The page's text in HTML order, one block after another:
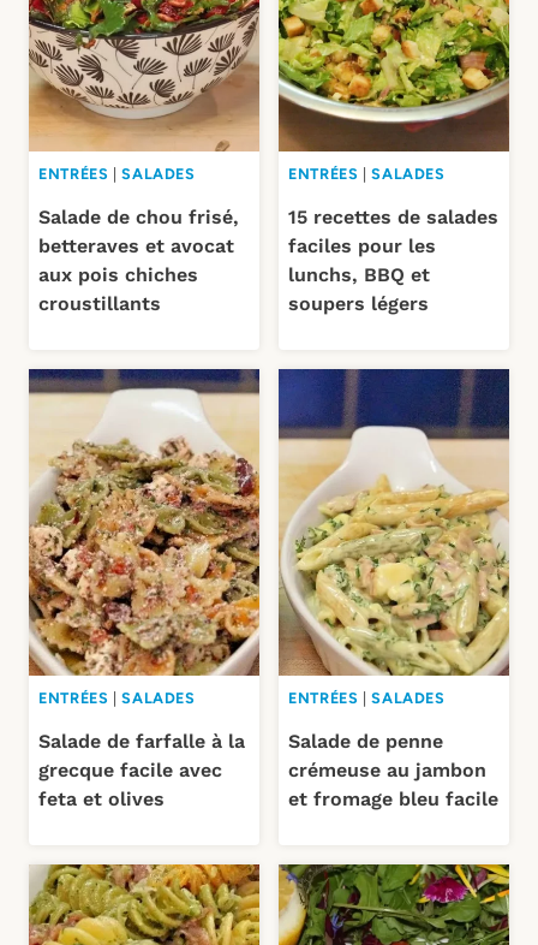
ENTRÉES |SALADES
Salade de chou frisé,
betteraves et avocat
aux pois chiches
croustillants
ENTRÉES |SALADES
15 recettes de salades
faciles pour les
lunchs, BBQ et
soupers légers
ENTRÉES |SALADES
Salade de farfalle à la
grecque facile avec
feta et olives
ENTRÉES |SALADES
Salade de penne
crémeuse au jambon
et fromage bleu facile